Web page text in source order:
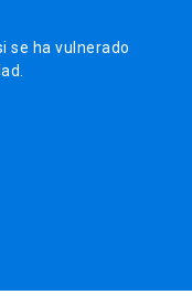
se ha vulnerado